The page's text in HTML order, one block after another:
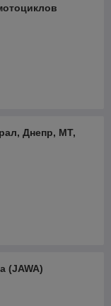
цепи)
Днепр, МТ,
(JAWA)